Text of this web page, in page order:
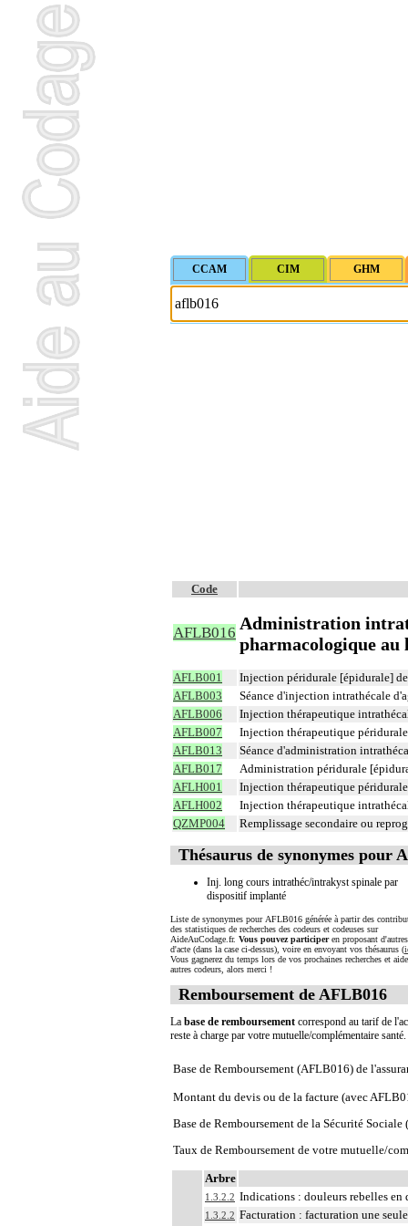
Code
AFLB016 Administration
pharmacologique au
AFLB001 Injection péridurale [épidurale]
AFLB003 Séance d'injection intrathécale
AFLB006 Injection thérapeutique
AFLB007 Injection thérapeutique
AFLB013 Séance d'administration
AFLB017 Administration péridurale
AFLH001 Injection thérapeutique
AFLH002 Injection thérapeutique
QZMP004 Remplissage secondaire ou
Thésaurus de synonymes pour
Inj. long cours intrathéc/intrakyst spinale par
dispositif implanté
Liste de synonymes pour AFLB016 générée à partir des
des statistiques de recherches des codeurs et codeuses sur
AideAuCodage.fr. Vous pouvez participeren proposant
d'acte (dans la case ci-dessus), voire en envoyant vos thésaurus (
Vous gagnerez du temps lors de vos prochaines recherches et
autres codeurs, alors merci !
Remboursement de AFLB016
La base de remboursement correspond au tarif de
reste à charge par votre mutuelle/complémentaire santé.
Base de Remboursement (AFLB016) de
Montant du devis ou de la facture (avec
Base de Remboursement de la Sécurité Sociale
Taux de Remboursement de votre mutuelle/
Arbre
1.3.2.2 Indications : douleurs rebelles
1.3.2.2 Facturation : facturation une